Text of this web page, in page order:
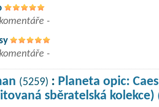
-
-
(5259) : Planeta opic:
sběratelská kolekce)